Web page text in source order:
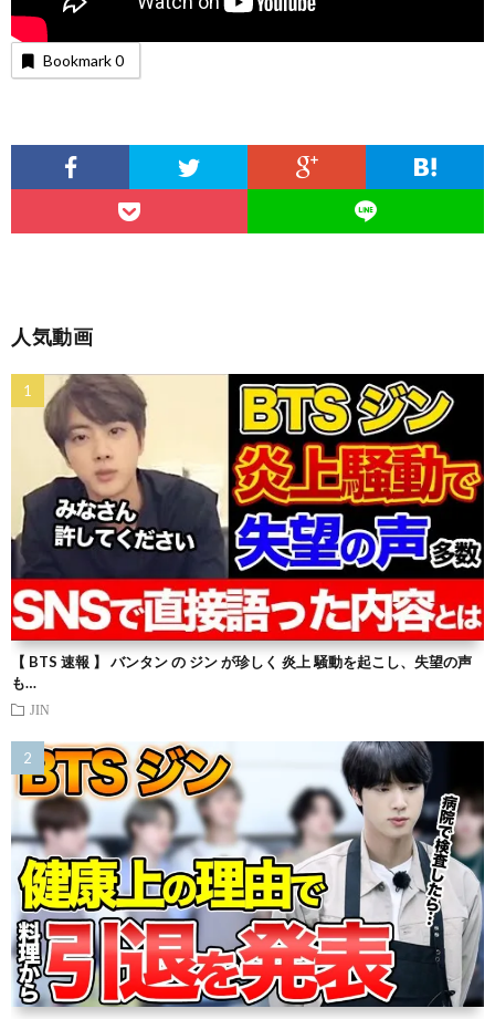
Bookmark0
人気動画
【 BTS 速報 】 バンタン の ジン が珍しく 炎上 騒動を起こし、失望の声
も…
JIN